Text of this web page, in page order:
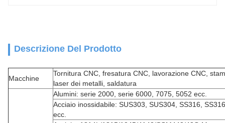
Descrizione Del Prodotto
Macchine
Tornitura CNC, fresatura CNC, lavorazione CNC,
laser dei metalli, saldatura
Alumini: serie 2000, serie 6000, 7075, 5052 ecc.
Acciaio inossidabile: SUS303, SUS304, SS316,
ecc.